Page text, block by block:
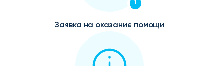
1
Заявка на оказание помощи